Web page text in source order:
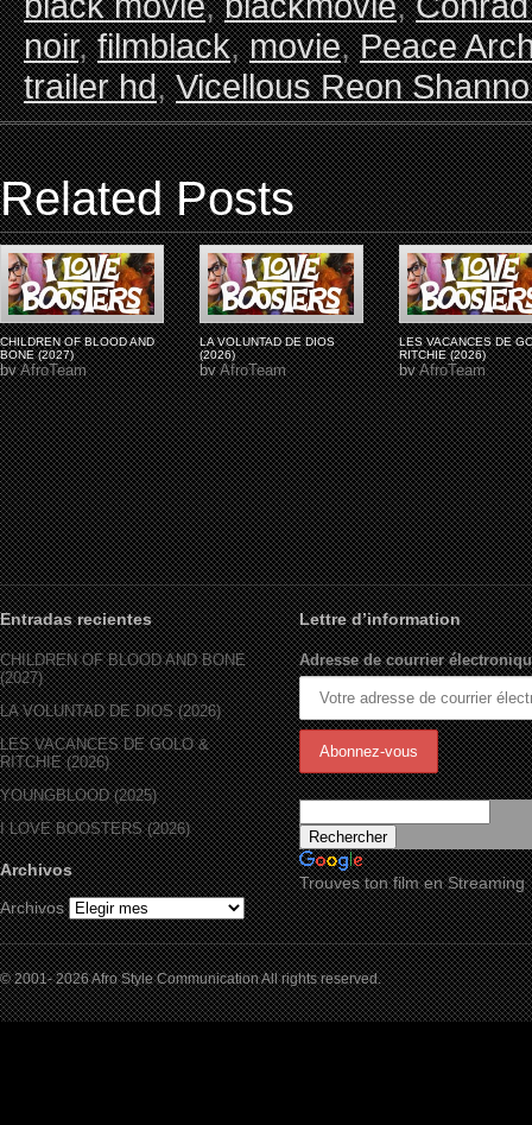
noir,filmblack,movie,Peace
trailer hd,Vicellous Reon
Related Posts
CHILDREN OF BLOOD AND
BONE (2027)
byAfroTeam
LA VOLUNTAD DE DIOS
(2026)
byAfroTeam
LES VACANCES DE
RITCHIE (2026)
byAfroTeam
Entradas recientes
CHILDREN OF BLOOD AND BONE
(2027)
LA VOLUNTAD DE DIOS (2026)
LES VACANCES DE GOLO &
RITCHIE (2026)
YOUNGBLOOD (2025)
I LOVE BOOSTERS (2026)
Archivos
Archivos
Lettre d’information
Adresse de courrier
Trouves ton film en Streaming
© 2001- 2026 Afro Style Communication All rights reserved.